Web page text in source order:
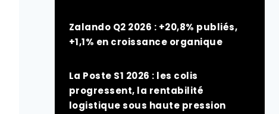
Zalando Q2 2026 : +20,8% publiés,
+1,1% en croissance organique
La Poste S1 2026 : les colis
progressent, la rentabilité
logistique sous haute pression